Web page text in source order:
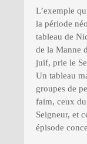
L’exemple
la période
tableau de
de la Manne
juif, prie le
Un tableau
groupes de
faim, ceux
Seigneur, et
épisode